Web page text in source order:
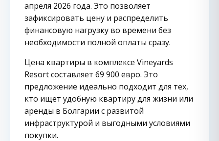
апреля 2026 года. Это позволяет
зафиксировать цену и распределить
финансовую нагрузку во времени без
необходимости полной оплаты сразу.
Цена квартиры в комплексе Vineyards
Resort составляет 69 900 евро. Это
предложение идеально подходит для тех,
кто ищет удобную квартиру для жизни или
аренды в Болгарии с развитой
инфраструктурой и выгодными условиями
покупки.